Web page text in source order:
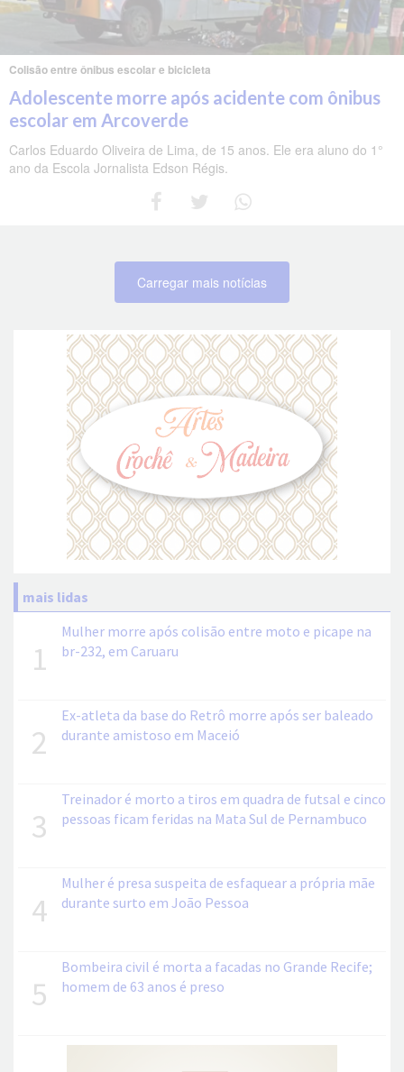
Colisão entre ônibus escolar e bicicleta
Adolescente morre após acidente com ônibus
escolar em Arcoverde
Carlos Eduardo Oliveira de Lima, de 15 anos. Ele era aluno do 1°
ano da Escola Jornalista Edson Régis.
Carregar mais notícias
mais lidas
1
Mulher morre após colisão entre moto e picape na
br-232, em Caruaru
2
Ex-atleta da base do Retrô morre após ser baleado
durante amistoso em Maceió
3
Treinador é morto a tiros em quadra de futsal e cinco
pessoas ficam feridas na Mata Sul de Pernambuco
4
Mulher é presa suspeita de esfaquear a própria mãe
durante surto em João Pessoa
5
Bombeira civil é morta a facadas no Grande Recife;
homem de 63 anos é preso